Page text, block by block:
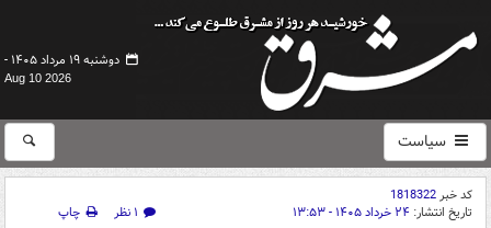
دوشنبه ۱۹ مرداد ۱۴۰۵ -
Aug 10 2026
سیاست
کد خبر1818322
تاریخ انتشار: ۲۴ خرداد ۱۴۰۵ - ۱۳:۵۳ ۱ نظر
چاپ